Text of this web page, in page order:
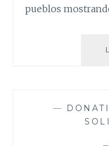
pueblos
—